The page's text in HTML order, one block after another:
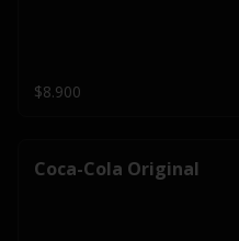
$8.900
Coca-Cola Original